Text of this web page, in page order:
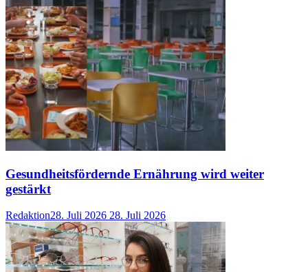
Gesundheitsfördernde Ernährung wird weiter
gestärkt
Redaktion28. Juli 2026 28. Juli 2026